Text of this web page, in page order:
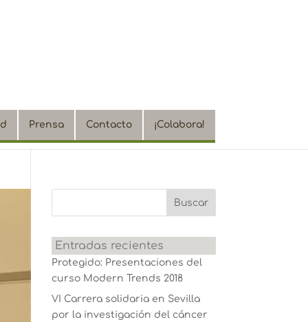
Prensa Contacto ¡Colabora!
Entradas recientes
Protegido: Presentaciones del
curso Modern Trends 2018
VI Carrera solidaria en Sevilla
por la investigación del cáncer